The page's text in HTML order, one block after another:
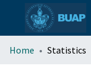
Home Statistics